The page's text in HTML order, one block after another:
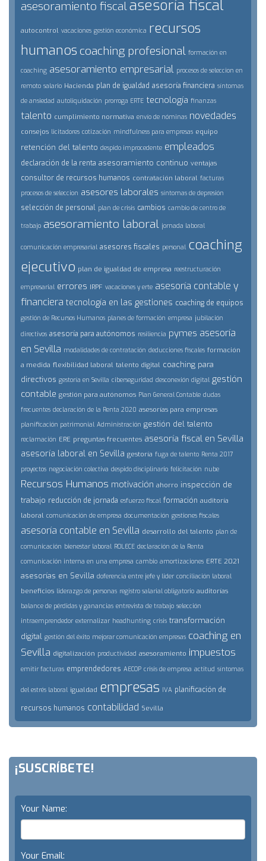
asesoramiento fiscalasesoría fiscal
autocontrol vacaciones gestión económica recursos
humanos coaching profesional formación en
coaching asesoramiento empresarial procesos de seleccion en
remoto salario Hacienda plan de igualdad asesoría financiera síntomas
de ansiedad autoliquidación prorroga ERTE tecnología finanzas
talento cumplimiento normativa envío de nóminas novedades
consejos licitadores cotización mindfulness para empresas equipo
retención del talento despido improcedente empleados
declaración de la renta asesoramiento continuo ventajas
consultor de recursos humanos contratación laboral facturas
procesos de seleccion asesores laborales síntomas de depresión
selección de personal plan de crisis cambios cambio de centro de
trabajo asesoramiento laboral jornada laboral
comunicación empresarial asesores fiscales personal coaching
ejecutivo plan de igualdad de empresa reestructuración
empresarial errores IRPF vacaciones y erte asesoría contable y
financiera tecnología en las gestiones coaching de equipos
gestión de Recursos Humanos planes de formación empresa jubilación
directivos asesoría para autónomos resiliencia pymes asesoría
en Sevilla modalidades de contratación deducciones fiscales formación
a medida flexibilidad laboral talento digital coaching para
directivos gestoría en Sevilla ciberseguridad desconexión digital gestión
contable gestión para autónomos Plan General Contable dudas
frecuentes declaración de la Renta 2020 asesorías para empresas
planificación patrimonial Administración gestión del talento
reclamación ERE preguntas frecuentes asesoría fiscal en Sevilla
asesoría laboral en Sevilla gestoría fuga de talento Renta 2017
proyectos negociación colectiva despido disciplinario felicitación nube
Recursos Humanos motivación ahorro inspección de
trabajo reducción de jornada esfuerzo fiscal formación auditoría
laboral comunicación de empresa documentación gestiones fiscales
asesoría contable en Sevilla desarrollo del talento plan de
comunicación bienestar laboral ROLECE declaración de la Renta
comunicación interna en una empresa cambio amortizaciones ERTE 2021
asesorías en Sevilla doferencia entre jefe y lider conciliación laboral
beneficios liderazgo de personas registro salarial obligatorio auditorías
balance de pérdidas y ganancias entrevista de trabajo selección
intraemprendedor externalizar headhunting crisis transformación
digital gestión del éxito mejorar comunicación empresas coaching en
Sevilla digitalización productividad asesoramiento impuestos
emitir facturas emprendedores AECOP crisis de empresa actitud síntomas
del estrés laboral igualdad empresas IVA planificación de
recursos humanos contabilidad Sevilla
¡SUSCRÍBETE!
Your Name:
Your Email: